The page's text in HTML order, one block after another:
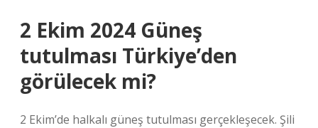
2 Ekim 2024 Güneş
tutulması Türkiye’den
görülecek mi?
2 Ekim’de halkalı güneş tutulması gerçekleşecek. Şili